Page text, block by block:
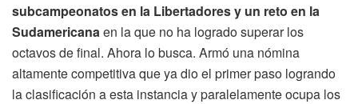
subcampeonatos en la Libertadores y un reto en la
Sudamericanaen la que no ha logrado superar los
octavos de final. Ahora lo busca. Armó una nómina
altamente competitiva que ya dio el primer paso logrando
la clasificación a esta instancia y paralelamente ocupa los